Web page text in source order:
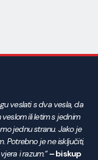
veslati s dva vesla, da
ili letim s jednim
jednu stranu. Jako je
Potrebno je ne isključiti,
i razum.“ – biskup